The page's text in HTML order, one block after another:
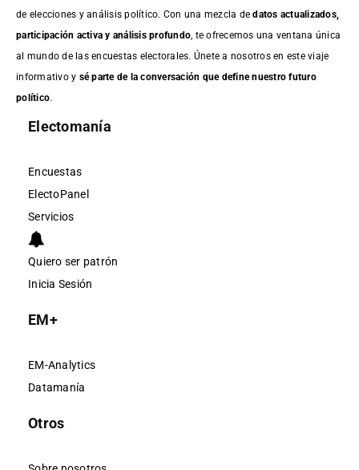
de elecciones y análisis político. Con una mezcla dedatos actualizados,
participación activa y análisis profundo , te ofrecemos una ventana única
al mundo de las encuestas electorales. Únete a nosotros en este viaje
informativo y sé parte de la conversación que define nuestro futuro
político.
Electomanía
Encuestas
ElectoPanel
Servicios
Quiero ser patrón
Inicia Sesión
EM+
EM-Analytics
Datamanía
Otros